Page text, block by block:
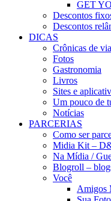
GET
Descontos
Descontos
DICAS
Crônicas de
Fotos
Gastronomia
Livros
Sites e
Um pouco de
Notícias
PARCERIAS
Como ser
Midia Kit –
Na Mídia /
Blogroll –
Você
Amigos